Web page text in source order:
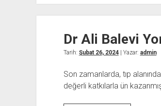
Ekipler
Dr Ali Balevi
Tarih: Şubat 26, 2024| Yazar: admin
Son zamanlarda, tıp
değerli katkılarla ün